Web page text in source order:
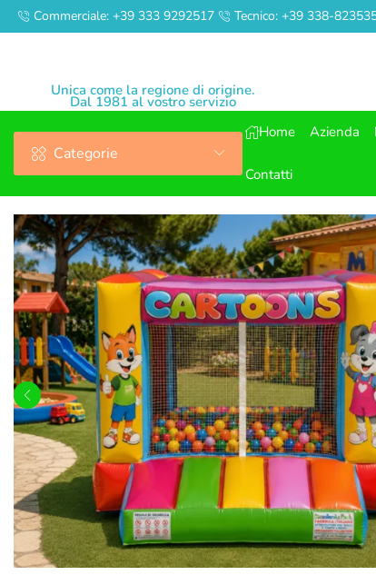
Commerciale: +39 333 9292517 Tecnico: +39 338-
Unica come la regione di origine.
Dal 1981 al vostro servizio
Categorie
Home Azienda
Contatti